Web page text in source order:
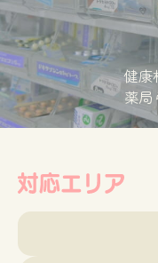
健康
薬局